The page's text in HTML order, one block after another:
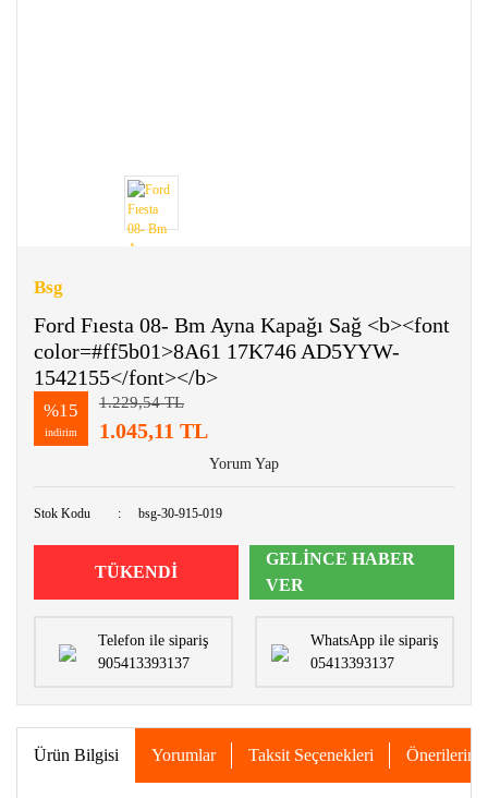
Bsg
Ford Fıesta 08- Bm Ayna Kapağı Sağ <b><font
color=#ff5b01>8A61 17K746 AD5YYW-
1542155</font></b>
%15
indirim
1.229,54 TL
1.045,11 TL
Yorum Yap
Stok Kodu bsg-30-915-019
TÜKENDİ
GELİNCE HABER
VER
Telefon ile sipariş
905413393137
WhatsApp ile sipariş
05413393137
Ürün Bilgisi Yorumlar Taksit Seçenekleri Önerileriniz